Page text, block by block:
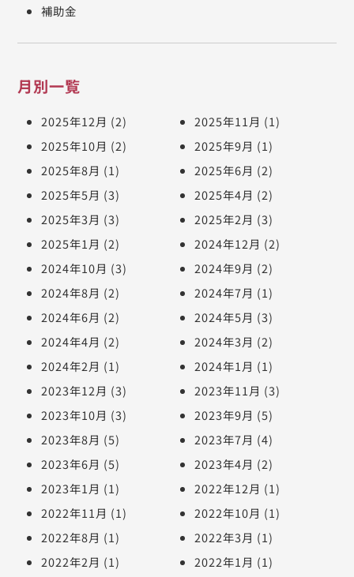
補助金
月別一覧
2025年12月 (2) 2025年11月 (1)
2025年10月 (2) 2025年9月 (1)
2025年8月 (1) 2025年6月 (2)
2025年5月 (3) 2025年4月 (2)
2025年3月 (3) 2025年2月 (3)
2025年1月 (2) 2024年12月 (2)
2024年10月 (3) 2024年9月 (2)
2024年8月 (2) 2024年7月 (1)
2024年6月 (2) 2024年5月 (3)
2024年4月 (2) 2024年3月 (2)
2024年2月 (1) 2024年1月 (1)
2023年12月 (3) 2023年11月 (3)
2023年10月 (3) 2023年9月 (5)
2023年8月 (5) 2023年7月 (4)
2023年6月 (5) 2023年4月 (2)
2023年1月 (1) 2022年12月 (1)
2022年11月 (1) 2022年10月 (1)
2022年8月 (1) 2022年3月 (1)
2022年2月 (1) 2022年1月 (1)